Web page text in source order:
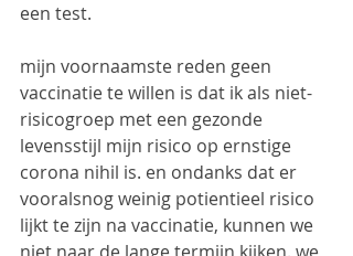
een test.
mijn voornaamste reden geen
vaccinatie te willen is dat ik als niet-
risicogroep met een gezonde
levensstijl mijn risico op ernstige
corona nihil is. en ondanks dat er
vooralsnog weinig potientieel risico
lijkt te zijn na vaccinatie, kunnen we